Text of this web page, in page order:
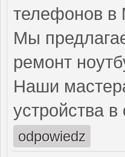
телефонов в
Мы
ремонт
Наши
устройства
odpowiedz